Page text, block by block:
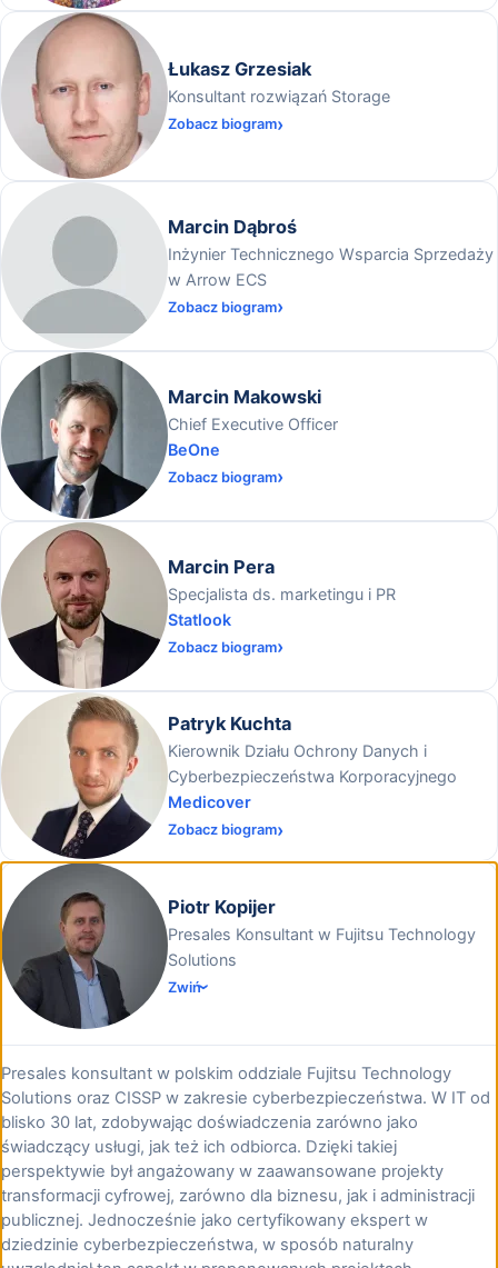
Łukasz Grzesiak
Konsultant rozwiązań Storage
Zobacz biogram
Marcin Dąbroś
Inżynier Technicznego Wsparcia Sprzedaży
w Arrow ECS
Zobacz biogram
Marcin Makowski
Chief Executive Officer
BeOne
Zobacz biogram
Marcin Pera
Specjalista ds. marketingu i PR
Statlook
Zobacz biogram
Patryk Kuchta
Kierownik Działu Ochrony Danych i
Cyberbezpieczeństwa Korporacyjnego
Medicover
Zobacz biogram
Piotr Kopijer
Presales Konsultant w Fujitsu Technology
Solutions
Zwiń
Presales konsultant w polskim oddziale Fujitsu Technology
Solutions oraz CISSP w zakresie cyberbezpieczeństwa. W IT od
blisko 30 lat, zdobywając doświadczenia zarówno jako
świadczący usługi, jak też ich odbiorca. Dzięki takiej
perspektywie był angażowany w zaawansowane projekty
transformacji cyfrowej, zarówno dla biznesu, jak i administracji
publicznej. Jednocześnie jako certyfikowany ekspert w
dziedzinie cyberbezpieczeństwa, w sposób naturalny